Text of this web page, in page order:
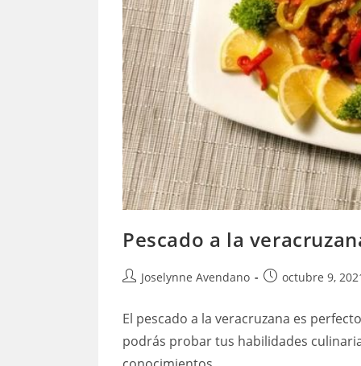
Pescado a la
Autor
la
entrada:
Joselynne Avendano
Publicación
entrada:
octubre 9,
El pescado a la veracruzana es
podrás probar tus habilidades